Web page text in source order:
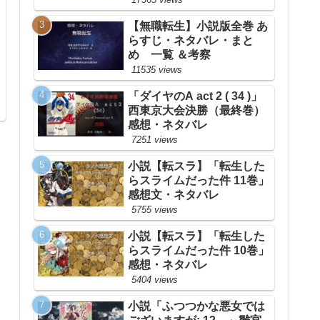
【無職転生】小説版全巻 あ
らすじ・ネタバレ・まと
め 一覧 ＆考察
11535 views
「ダイヤのA act 2 ( 34 )」
西東京大会決勝（最終巻）
感想・ネタバレ
7251 views
小説【転スラ】「転生した
らスライムだった件 11巻」
感想文・ネタバレ
5755 views
小説【転スラ】「転生した
らスライムだった件 10巻」
感想・ネタバレ
5404 views
小説「ふつつかな悪女では